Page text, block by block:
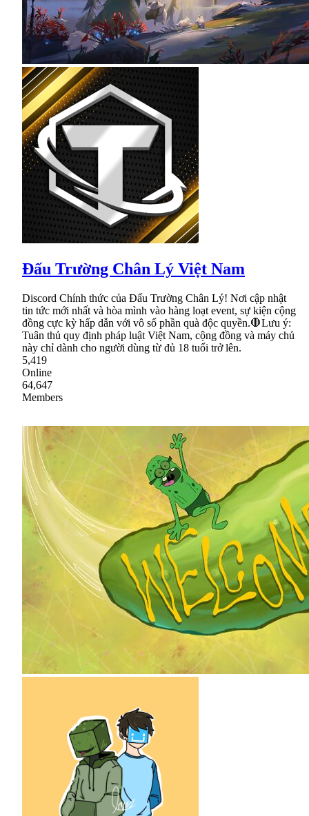
Đấu Trường Chân Lý Việt Nam
Discord Chính thức của Đấu Trường Chân Lý! Nơi cập nhật
tin tức mới nhất và hòa mình vào hàng loạt event, sự kiện cộng
đồng cực kỳ hấp dẫn với vô số phần quà độc quyền.🛑Lưu ý:
Tuân thủ quy định pháp luật Việt Nam, cộng đồng và máy chủ
này chỉ dành cho người dùng từ đủ 18 tuổi trở lên.
5,419
Online
64,647
Members